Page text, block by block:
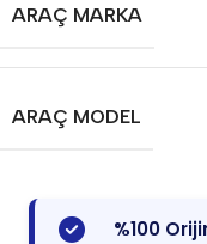
ARAÇ MARKA
ARAÇ MODEL
%100